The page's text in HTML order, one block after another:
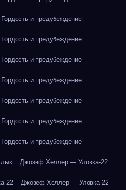
и предубеждение
и предубеждение
и предубеждение
и предубеждение
и предубеждение
и предубеждение
и предубеждение
Джозеф Хеллер — Уловка-22
22 Джозеф Хеллер — Уловка-22